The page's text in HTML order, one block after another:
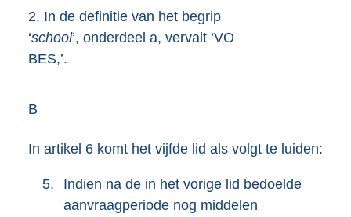
2. In de definitie van het begrip
‘school’, onderdeel a, vervalt ‘VO
BES,’.
B
In artikel 6 komt het vijfde lid als volgt te luiden:
5.
Indien na de in het vorige lid bedoelde
aanvraagperiode nog middelen